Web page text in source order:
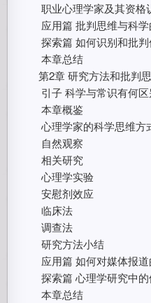
职业心理学家及其资格
应用篇 批判思维与科学
探索篇 如何识别和批判
本章总结
第2章 研究方法和批判
引子 科学与常识有何区
本章概鉴
心理学家的科学思维方
自然观察
相关研究
心理学实验
安慰剂效应
临床法
调查法
研究方法小结
应用篇 如何对媒体报道
探索篇 心理学研究中的
本章总结